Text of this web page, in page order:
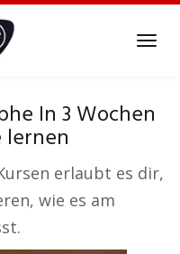
In 3 Wochen
erlaubt es dir,
wie es am